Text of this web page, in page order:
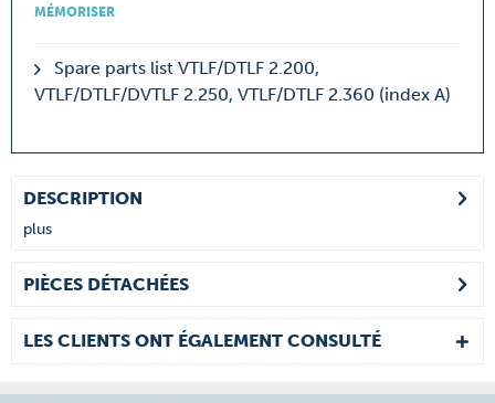
MÉMORISER
Spare parts list VTLF/DTLF 2.200,
VTLF/DTLF/DVTLF 2.250, VTLF/DTLF 2.360 (index A)
DESCRIPTION
plus
PIÈCES DÉTACHÉES
LES CLIENTS ONT ÉGALEMENT CONSULTÉ